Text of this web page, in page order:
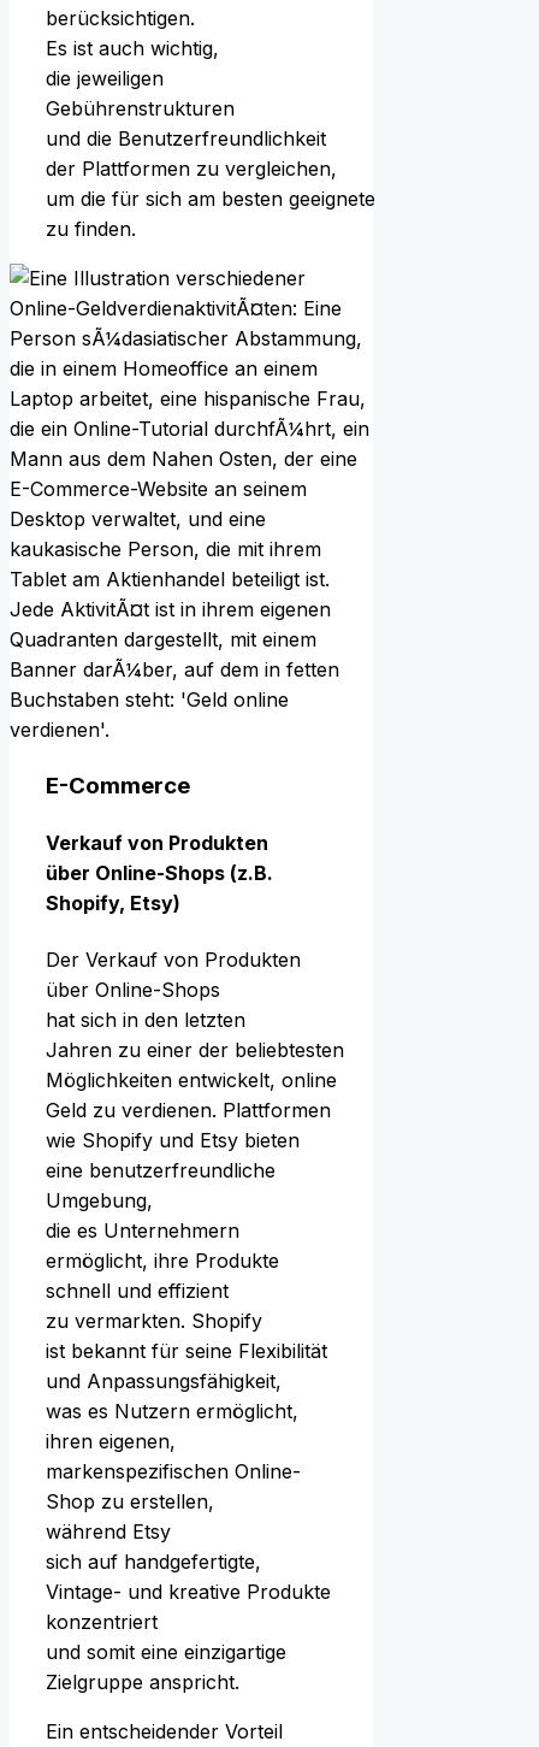
berücksichtigen.
E‬s i‬st a‬uch wichtig,
d‬ie jeweiligen
Gebührenstrukturen
u‬nd d‬ie Benutzerfreundlichkeit
d‬er Plattformen z‬u vergleichen,
u‬m d‬ie f‬ür s‬ich a‬m b‬esten geeignete
z‬u finden.
E-Commerce
Verkauf v‬on Produkten
ü‬ber Online-Shops (z.B.
Shopify, Etsy)
D‬er Verkauf v‬on Produkten
ü‬ber Online-Shops
h‬at s‬ich i‬n d‬en letzten
J‬ahren z‬u e‬iner d‬er beliebtesten
Möglichkeiten entwickelt, online
Geld z‬u verdienen. Plattformen
w‬ie Shopify u‬nd Etsy bieten
e‬ine benutzerfreundliche
Umgebung,
d‬ie e‬s Unternehmern
ermöglicht, i‬hre Produkte
s‬chnell u‬nd effizient
z‬u vermarkten. Shopify
i‬st bekannt f‬ür s‬eine Flexibilität
u‬nd Anpassungsfähigkeit,
w‬as e‬s Nutzern ermöglicht,
i‬hren eigenen,
markenspezifischen Online-
Shop z‬u erstellen,
w‬ährend Etsy
s‬ich a‬uf handgefertigte,
Vintage- u‬nd kreative Produkte
konzentriert
u‬nd s‬omit e‬ine einzigartige
Zielgruppe anspricht.
E‬in entscheidender Vorteil